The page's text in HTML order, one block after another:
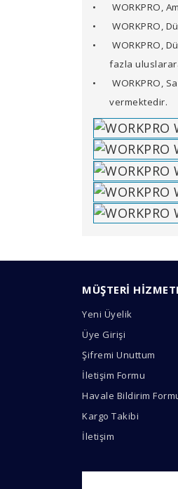
•
WORKPRO,
•
WORKPRO,
•
WORKPRO,
fazla
•
WORKPRO,
vermektedir.
Ürün
Ürün
Ürün fiyatı
Bu ürüne
MÜŞTERİ
Yeni Üyelik
Üye Girişi
Şifremi Unuttum
İletişim Formu
Havale Bildirim
Kargo Takibi
İletişim